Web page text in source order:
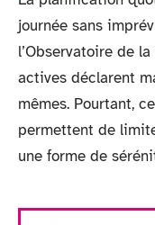
journée sans
l’Observatoire de
actives déclarent
mêmes. Pourtant,
permettent de
une forme de